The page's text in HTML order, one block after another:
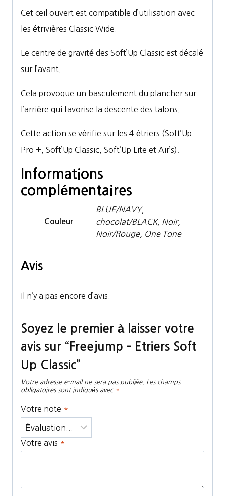
Cet œil ouvert est compatible d’utilisation avec
les étrivières Classic Wide.
Le centre de gravité des Soft’Up Classic est décalé
sur l’avant.
Cela provoque un basculement du plancher sur
l’arrière qui favorise la descente des talons.
Cette action se vérifie sur les 4 étriers (Soft’Up
Pro +, Soft’Up Classic, Soft’Up Lite et Air’s).
Informations
complémentaires
Couleur
BLUE/NAVY,
chocolat/BLACK, Noir,
Noir/Rouge, One Tone
Avis
Il n’y a pas encore d’avis.
Soyez le premier à laisser votre
avis sur “Freejump – Etriers Soft
Up Classic”
Votre adresse e-mail ne sera pas publiée.
Les champs
obligatoires sont indiqués avec *
Votre note *
Votre avis *